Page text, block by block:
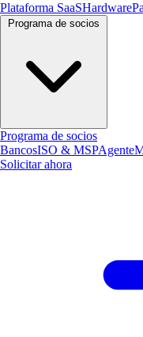
Plataforma SaaSHardware
Programa de socios
BancosISO & MSPAgente
Solicitar ahora